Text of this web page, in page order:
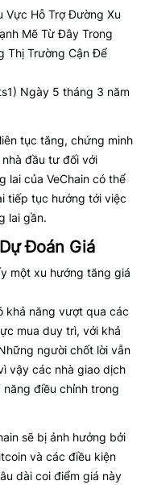
Vực Hỗ Trợ Đường Xu
Mẽ Từ Đây Trong
Thị Trường Cận Để
Ngày 5 tháng 3 năm
tục tăng, chứng minh
đầu tư đối với
lai của VeChain có thể
tiếp tục hướng tới việc
lai gần.
Đoán Giá
một xu hướng tăng giá
khả năng vượt qua các
mua duy trì, với khả
người chốt lời vẫn
vậy các nhà giao dịch
điều chỉnh trong
sẽ bị ảnh hưởng bởi
và các điều kiện
dài coi điểm giá này